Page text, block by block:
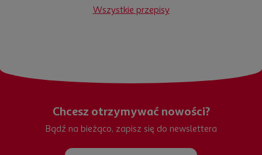
Wszystkie przepisy
Chcesz otrzymywać nowości?
Bądź na bieżąco, zapisz się do newslettera